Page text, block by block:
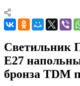
Светильник
Е27
бронза TDM